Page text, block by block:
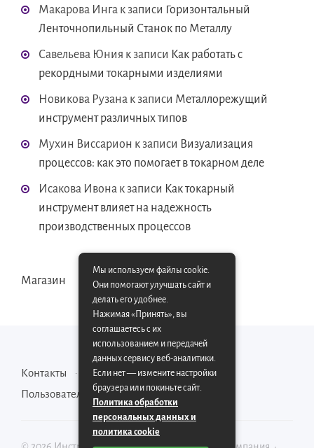
Макарова Инга к записи Горизонтальный
Ленточнопильный Станок по Металлу
Савельева Юния к записи Как работать с
рекордными токарными изделиями
Новикова Рузана к записи Металлорежущий
инструмент различных типов
Мухин Виссарион к записи Визуализация
процессов: как это помогает в токарном деле
Исакова Ивона к записи Как токарный
инструмент влияет на надежность
производственных процессов
Магазин
Контакты
Карта сайта
Пользовательское соглашение
Мы используем файлы cookie.
Они помогают улучшать сайт и
делать его удобнее.
Нажимая «Принять», вы
соглашаетесь с их
использованием и передачей
данных сервису веб-аналитики.
Если нет — измените настройки
браузера или покиньте сайт.
Политика обработки
персональных данных и
политика cookie